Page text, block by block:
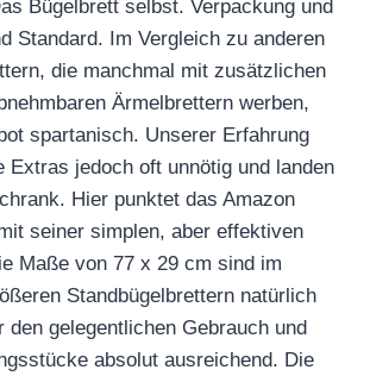
Bügelbrett selbst. Verpackung und
Standard. Im Vergleich zu anderen
die manchmal mit zusätzlichen
Ärmelbrettern werben,
spartanisch. Unserer Erfahrung
Extras jedoch oft unnötig und landen
Hier punktet das Amazon
seiner simplen, aber effektiven
Maße von 77 x 29 cm sind im
Standbügelbrettern natürlich
den gelegentlichen Gebrauch und
absolut ausreichend. Die